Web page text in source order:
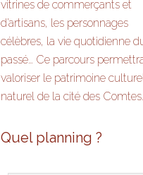
vitrines de commerçants et
d’artisans, les personnages
célèbres, la vie quotidienne
passé… Ce parcours
valoriser le patrimoine
naturel de la cité des Comtes.
Quel planning ?